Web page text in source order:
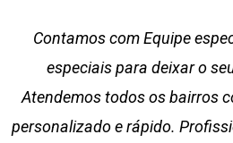
Contamos com Equipe
especiais para deixar o
Atendemos todos os bairros
personalizado e rápido.